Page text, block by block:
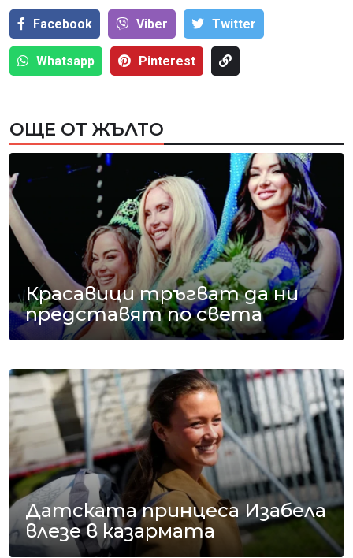
Facebook Viber Тwitter
Whatsapp Pinterest
ОЩЕ ОТ ЖЪЛТО
Красавици тръгват да ни
представят по света
Датската принцеса Изабела
влезе в казармата